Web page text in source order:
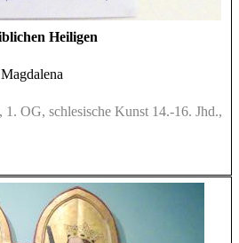
Heiligen
OG, schlesische Kunst 14.-16. Jhd.,